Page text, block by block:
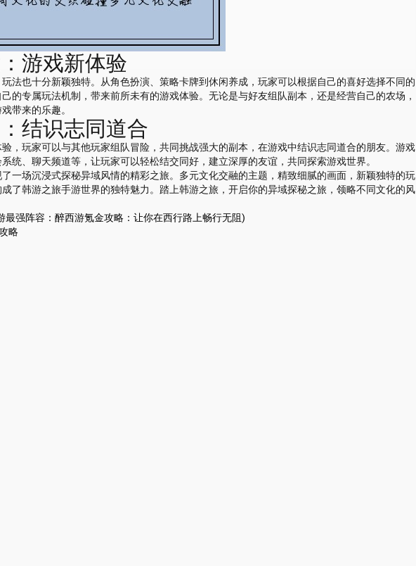
游戏新体验
法也十分新颖独特。从角色扮演、策略卡牌到休闲养成，玩家可以根据自己的喜好选择不同的
的专属玩法机制，带来前所未有的游戏体验。无论是与好友组队副本，还是经营自己的农场，
带来的乐趣。
结识志同道合
，玩家可以与其他玩家组队冒险，共同挑战强大的副本，在游戏中结识志同道合的朋友。游戏
统、聊天频道等，让玩家可以轻松结交同好，建立深厚的友谊，共同探索游戏世界。
一场沉浸式探秘异域风情的精彩之旅。多元文化交融的主题，精致细腻的画面，新颖独特的玩
了韩游之旅手游世界的独特魅力。踏上韩游之旅，开启你的异域探秘之旅，领略不同文化的风
最强阵容：醉西游氪金攻略：让你在西行路上畅行无阻)
略